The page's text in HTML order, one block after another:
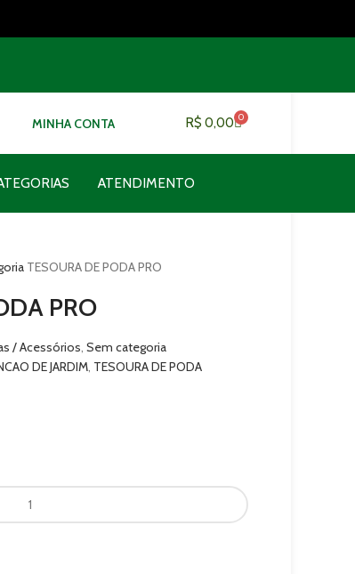
MINHA CONTA R$ 0,00 0
ATENDIMENTO
TESOURA DE PODA PRO
PRO
/ Acessórios, Sem categoria
DE JARDIM, TESOURA DE PODA